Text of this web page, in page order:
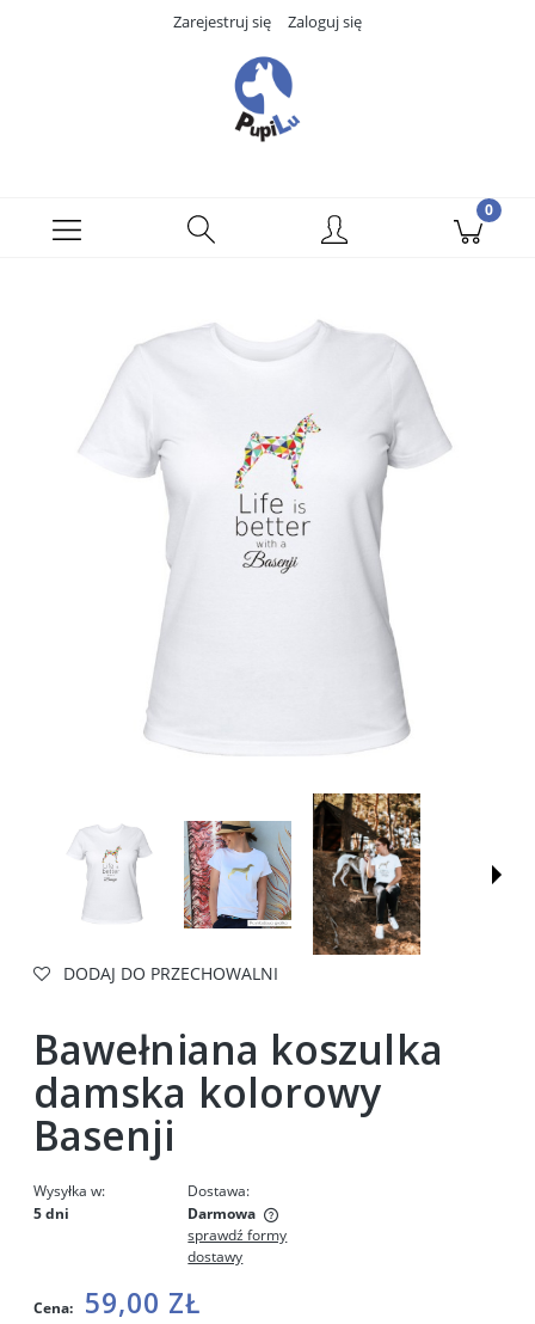
Zarejestruj się Zaloguj się
DODAJ DO PRZECHOWALNI
Bawełniana koszulka
damska kolorowy
Basenji
Wysyłka w:
5 dni
Dostawa:
Darmowa
Cena nie zawiera ewentualnych kosztów płatności
sprawdź formy
dostawy
Cena: 59,00 ZŁ